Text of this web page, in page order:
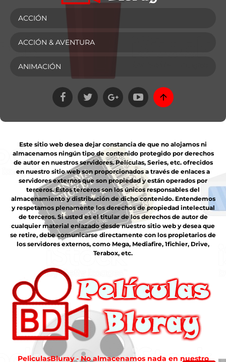
ACCIÓN
ACCIÓN & AVENTURA
ANIMACIÓN
Este sitio web desea dejar constancia de que no alojamos ni
almacenamos ningún tipo de contenido protegido por derechos
de autor en nuestros servidores. Películas, Series, etc. ofrecidos
en nuestro sitio web son proporcionados a través de enlaces a
servidores externos que son propiedad y están operados por
terceros. Estos terceros son los únicos responsables del
almacenamiento y distribución de dicho contenido. Entendemos
y respetamos plenamente los derechos de propiedad intelectual
de terceros. Si usted es el titular de los derechos de autor de
cualquier material enlazado desde nuestro sitio web y desea que
se retire, debe comunicarse directamente con los propietarios de
los servidores externos, como Mega, Mediafire, 1fichier, Drive,
Terabox, etc.
PeliculasBluray - No almacenamos nada en nuestro